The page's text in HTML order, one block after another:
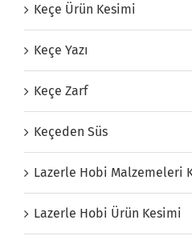
Keçe Ürün Kesimi
Keçe Yazı
Keçe Zarf
Keçeden Süs
Lazerle Hobi Malzemeleri
Lazerle Hobi Ürün Kesimi